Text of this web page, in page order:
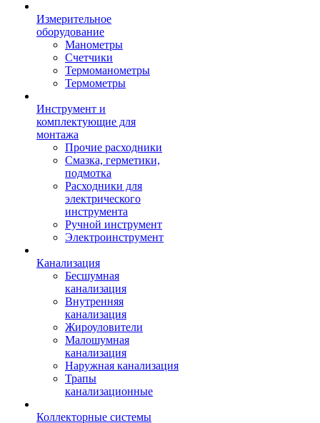
Измерительное
оборудование
Манометры
Счетчики
Термоманометры
Термометры
Инструмент и
комплектующие для
монтажа
Прочие расходники
Смазка, герметики,
подмотка
Расходники для
электрического
инструмента
Ручной инструмент
Электроинструмент
Канализация
Бесшумная
канализация
Внутренняя
канализация
Жироуловители
Малошумная
канализация
Наружная канализация
Трапы
канализационные
Коллекторные системы